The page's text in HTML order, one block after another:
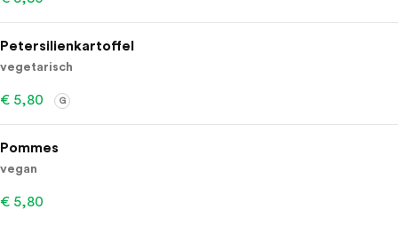
Petersilienkartoffel
vegetarisch
€ 5,80 G
Pommes
vegan
€ 5,80